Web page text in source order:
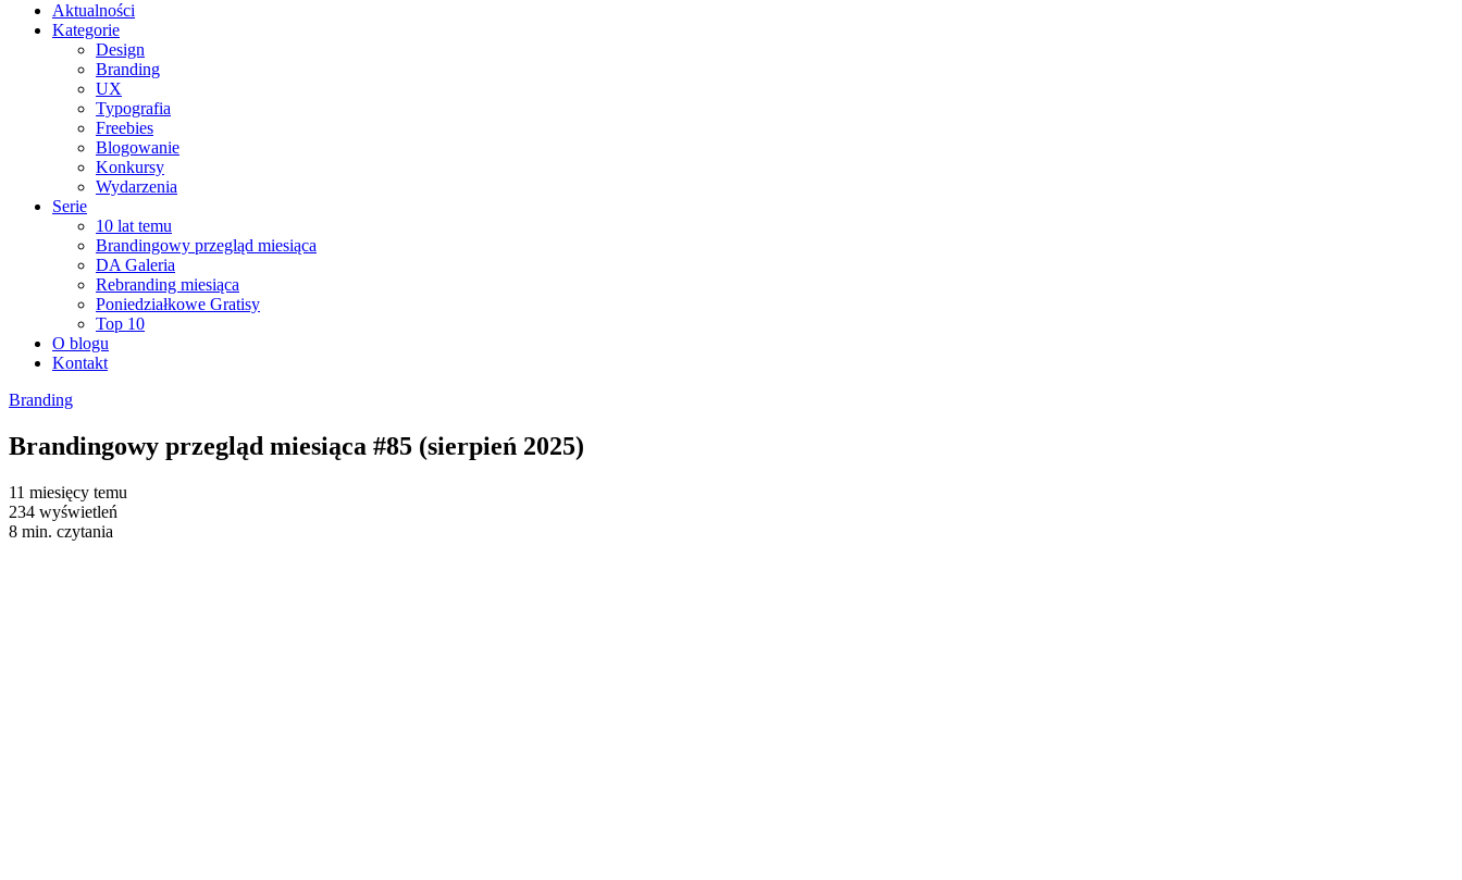
Aktualności
Kategorie
Design
Branding
UX
Typografia
Freebies
Blogowanie
Konkursy
Wydarzenia
Serie
10 lat temu
Brandingowy przegląd miesiąca
DA Galeria
Rebranding miesiąca
Poniedziałkowe Gratisy
Top 10
O blogu
Kontakt
Branding
Brandingowy przegląd miesiąca #85 (sierpień 2025)
11 miesięcy temu
234 wyświetleń
8 min. czytania